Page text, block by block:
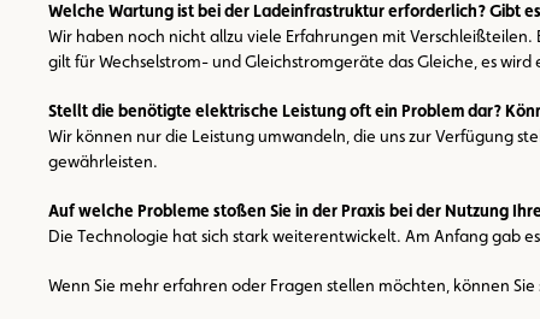
Welche Wartung ist bei der Ladeinfrastruktur erforderlich? Gibt
Wir haben noch nicht allzu viele Erfahrungen mit
gilt für Wechselstrom- und Gleichstromgeräte das Gleiche, es
Stellt die benötigte elektrische Leistung oft ein Problem dar?
Wir können nur die Leistung umwandeln, die uns zur Verfügung
gewährleisten.
Auf welche Probleme stoßen Sie in der Praxis bei der Nutzung
Die Technologie hat sich stark weiterentwickelt. Am Anfang gab
Wenn Sie mehr erfahren oder Fragen stellen möchten, können